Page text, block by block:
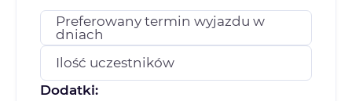
Preferowany termin wyjazdu w
dniach
Ilość uczestników
Dodatki: